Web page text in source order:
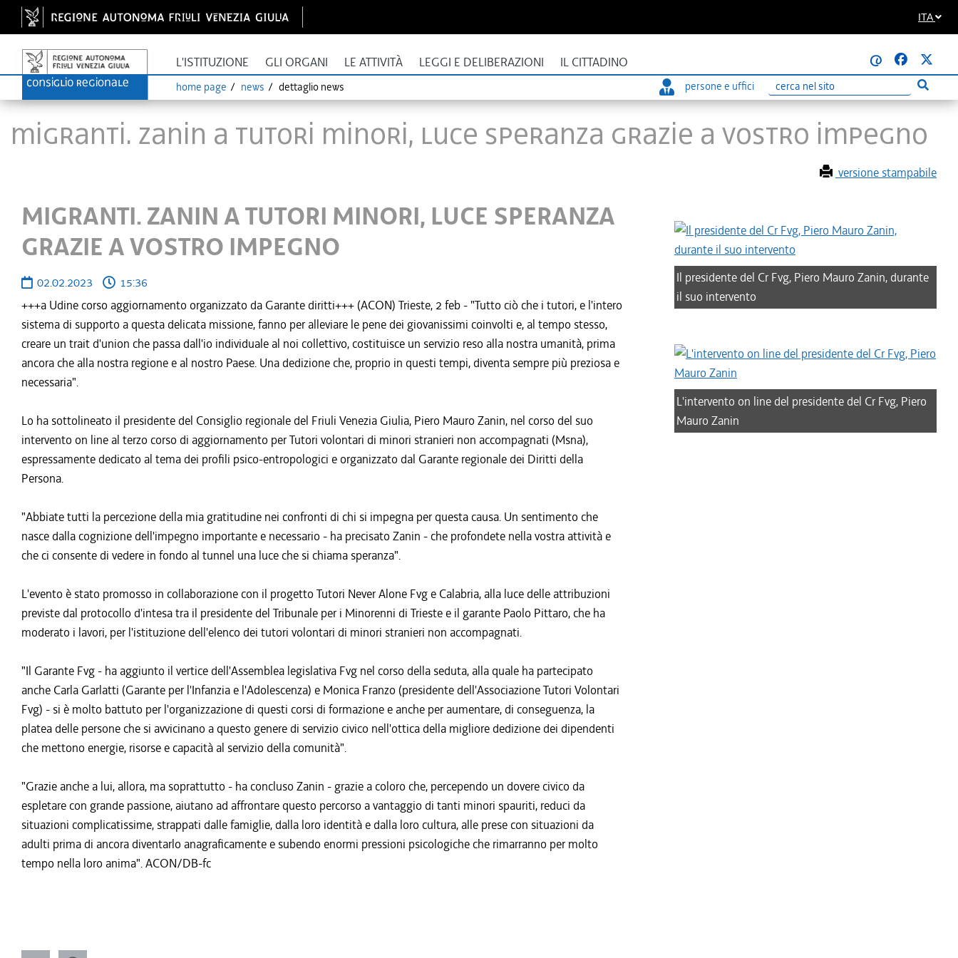
ITA
L'ISTITUZIONE GLI ORGANI LE ATTIVITÀ LEGGI E DELIBERAZIONI IL CITTADINO @
home page news dettaglio news persone e uffici
Ricerca Esegui
MIGRANTI. ZANIN A TUTORI MINORI, LUCE SPERANZA GRAZIE A VOSTRO IMPEGNO
versione stampabile
MIGRANTI. ZANIN A TUTORI MINORI, LUCE SPERANZA
GRAZIE A VOSTRO IMPEGNO
02.02.2023
15:36
+++a Udine corso aggiornamento organizzato da Garante diritti+++ (ACON) Trieste, 2 feb - "Tutto ciò che i tutori, e l'intero
sistema di supporto a questa delicata missione, fanno per alleviare le pene dei giovanissimi coinvolti e, al tempo stesso,
creare un trait d'union che passa dall'io individuale al noi collettivo, costituisce un servizio reso alla nostra umanità, prima
ancora che alla nostra regione e al nostro Paese. Una dedizione che, proprio in questi tempi, diventa sempre più preziosa e
necessaria".
Lo ha sottolineato il presidente del Consiglio regionale del Friuli Venezia Giulia, Piero Mauro Zanin, nel corso del suo
intervento on line al terzo corso di aggiornamento per Tutori volontari di minori stranieri non accompagnati (Msna),
espressamente dedicato al tema dei profili psico-entropologici e organizzato dal Garante regionale dei Diritti della
Persona.
"Abbiate tutti la percezione della mia gratitudine nei confronti di chi si impegna per questa causa. Un sentimento che
nasce dalla cognizione dell'impegno importante e necessario - ha precisato Zanin - che profondete nella vostra attività e
che ci consente di vedere in fondo al tunnel una luce che si chiama speranza".
L'evento è stato promosso in collaborazione con il progetto Tutori Never Alone Fvg e Calabria, alla luce delle attribuzioni
previste dal protocollo d'intesa tra il presidente del Tribunale per i Minorenni di Trieste e il garante Paolo Pittaro, che ha
moderato i lavori, per l'istituzione dell'elenco dei tutori volontari di minori stranieri non accompagnati.
"Il Garante Fvg - ha aggiunto il vertice dell'Assemblea legislativa Fvg nel corso della seduta, alla quale ha partecipato
anche Carla Garlatti (Garante per l'Infanzia e l'Adolescenza) e Monica Franzo (presidente dell'Associazione Tutori Volontari
Fvg) - si è molto battuto per l'organizzazione di questi corsi di formazione e anche per aumentare, di conseguenza, la
platea delle persone che si avvicinano a questo genere di servizio civico nell'ottica della migliore dedizione dei dipendenti
che mettono energie, risorse e capacità al servizio della comunità".
"Grazie anche a lui, allora, ma soprattutto - ha concluso Zanin - grazie a coloro che, percependo un dovere civico da
espletare con grande passione, aiutano ad affrontare questo percorso a vantaggio di tanti minori spauriti, reduci da
situazioni complicatissime, strappati dalle famiglie, dalla loro identità e dalla loro cultura, alle prese con situazioni da
adulti prima di ancora diventarlo anagraficamente e subendo enormi pressioni psicologiche che rimarranno per molto
tempo nella loro anima". ACON/DB-fc
Il presidente del Cr Fvg, Piero Mauro Zanin, durante
il suo intervento
L'intervento on line del presidente del Cr Fvg, Piero
Mauro Zanin